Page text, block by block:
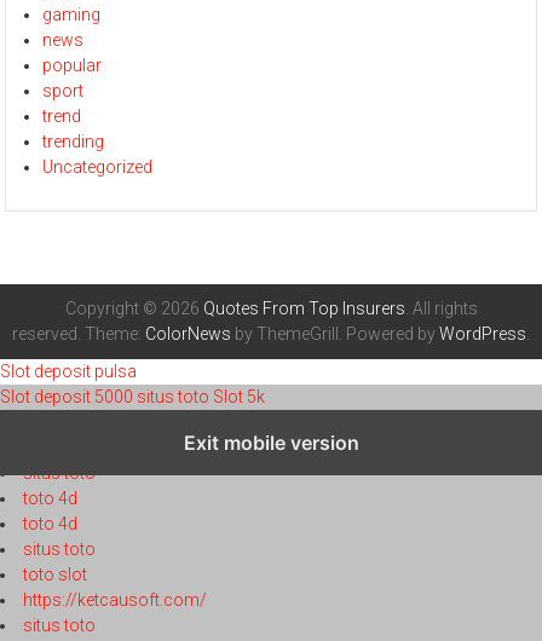
gaming
news
popular
sport
trend
trending
Uncategorized
Copyright © 2026 Quotes From Top Insurers . All rights
reserved. Theme: ColorNews by ThemeGrill. Powered byWordPress
Slot deposit pulsa
Slot deposit 5000 situs toto Slot 5k
Exit mobile version
situs toto
toto 4d
toto 4d
situs toto
toto slot
https://ketcausoft.com/
situs toto